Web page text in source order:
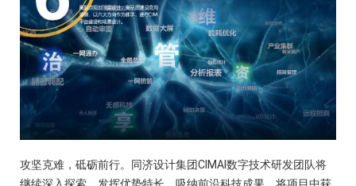
攻坚克难，砥砺前行。同济设计集团CIMAI数字技术研发团队将